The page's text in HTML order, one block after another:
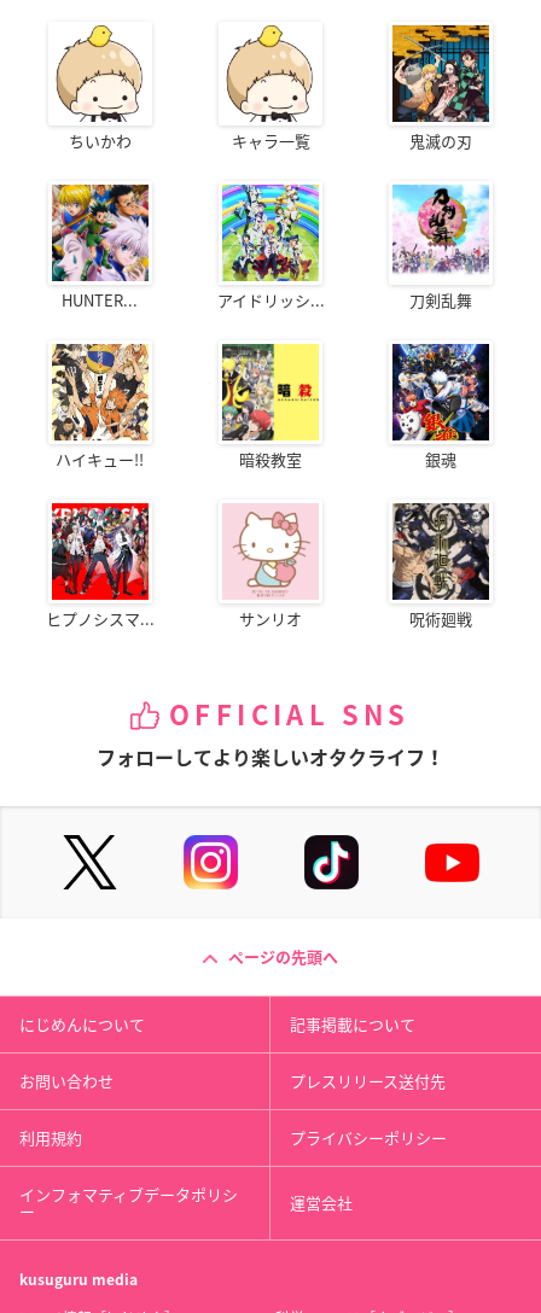
ちいかわ キャラ一覧 鬼滅の刃
HUNTER... アイドリッシ... 刀剣乱舞
ハイキュー!! 暗殺教室 銀魂
ヒプノシスマ... サンリオ 呪術廻戦
OFFICIAL SNS
フォローしてより楽しいオタクライフ！
ページの先頭へ
にじめんについて 記事掲載について
お問い合わせ プレスリリース送付先
利用規約 プライバシーポリシー
インフォマティブデータポリシ
ー 運営会社
kusuguru media